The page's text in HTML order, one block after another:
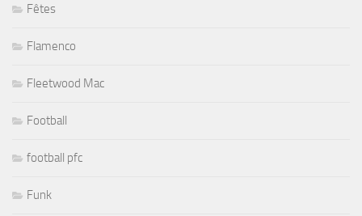
Fêtes
Flamenco
Fleetwood Mac
Football
football pfc
Funk